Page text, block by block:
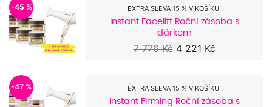
-45 % EXTRA SLEVA 15 % V KOŠÍKU!
Instant Facelift Roční zásoba s
dárkem
7 776 Kč 4 221 Kč
-47 % EXTRA SLEVA 15 % V KOŠÍKU!
Instant Firming Roční zásoba s